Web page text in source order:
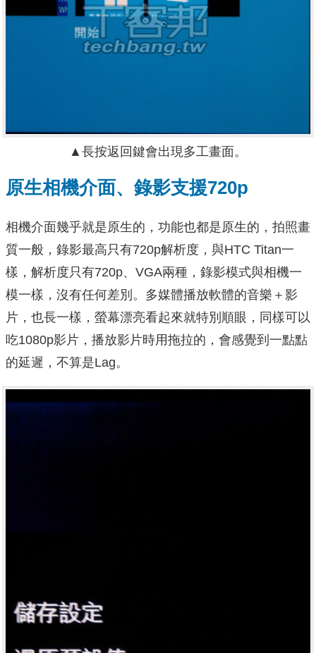
▲長按返回鍵會出現多工畫面。
原生相機介面、錄影支援720p
相機介面幾乎就是原生的，功能也都是原生的，拍照畫
質一般，錄影最高只有720p解析度，與HTC Titan一
樣，解析度只有720p、VGA兩種，錄影模式與相機一
模一樣，沒有任何差別。多媒體播放軟體的音樂＋影
片，也長一樣，螢幕漂亮看起來就特別順眼，同樣可以
吃1080p影片，播放影片時用拖拉的，會感覺到一點點
的延遲，不算是Lag。